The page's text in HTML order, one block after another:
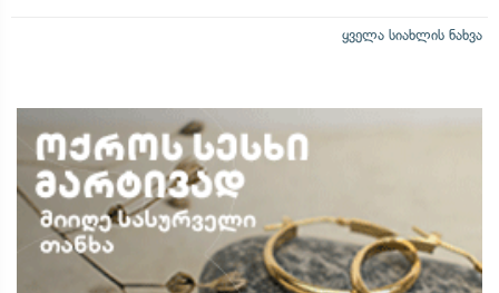
ყველა სიახლის ნახვა